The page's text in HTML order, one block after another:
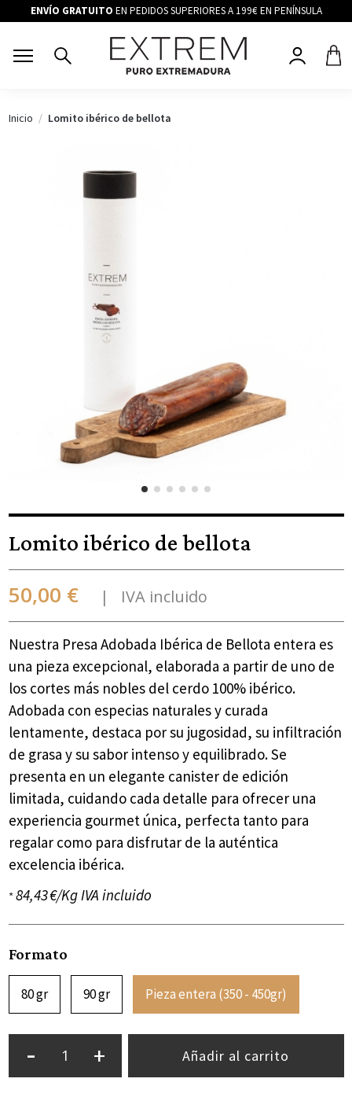
ENVÍO GRATUITO EN PEDIDOS SUPERIORES A 199€ EN PENÍNSULA
Inicio Lomito ibérico de bellota
Lomito ibérico de bellota
50,00 € IVA incluido
Nuestra Presa Adobada Ibérica de Bellota entera es
una pieza excepcional, elaborada a partir de uno de
los cortes más nobles del cerdo 100% ibérico.
Adobada con especias naturales y curada
lentamente, destaca por su jugosidad, su infiltración
de grasa y su sabor intenso y equilibrado. Se
presenta en un elegante canister de edición
limitada, cuidando cada detalle para ofrecer una
experiencia gourmet única, perfecta tanto para
regalar como para disfrutar de la auténtica
excelencia ibérica.
* 84,43 €/Kg IVA incluido
Formato
80 gr 90 gr Pieza entera (350 - 450gr)
- + Añadir al carrito